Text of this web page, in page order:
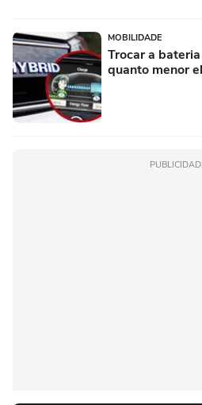
MOBILIDADE
Trocar a
quanto menor